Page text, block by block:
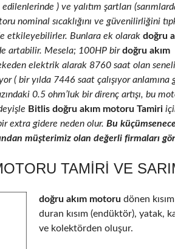
) ve yalıtım şartları
nominal sıcaklığını ve güvenilirliğini
etkileyebilirler. Bunlara ek olarak doğru
artabilir. Mesela; 100HP birdoğru akım
elektrik alarak 8760 saat olan
( bir yılda 7446 saat çalışıyor anlamına
0.5 ohm’luk bir direnç artışı, bu
Bitlis doğru akım motoru Tamiri
extra gidere neden olur. Bu
müşterimiz olan değerli firmaları
TAMIRI VE
doğru akım motoru dönen
duran kısım (endüktör), yatak,
ve kolektörden oluşur.